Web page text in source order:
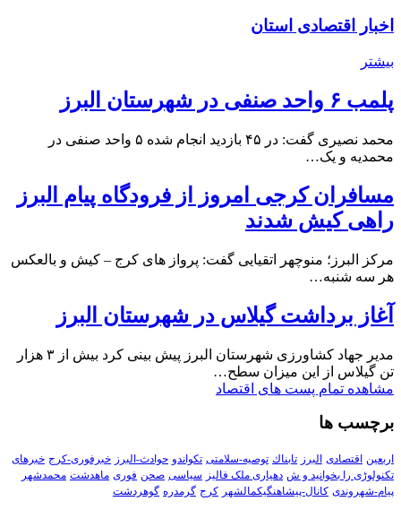
اخبار اقتصادی استان
بیشتر
پلمب ۶ واحد صنفی در شهرستان البرز
محمد نصیری گفت: در ۴۵ بازدید انجام شده ۵ واحد صنفی در
محمدیه و یک…
مسافران کرجی امروز از فرودگاه پیام البرز
راهی کیش شدند
مرکز البرز؛ منوچهر اتقیایی گفت: پرواز های کرج – کیش و بالعکس
هر سه شنبه…
آغاز برداشت گیلاس در شهرستان البرز
مدیر جهاد کشاورزی شهرستان البرز پیش بینی کرد بیش از ۳ هزار
تن گیلاس از این میزان سطح…
مشاهده تمام پست های اقتصاد
برچسب ها
اربعین اقتصادی البرز تابناك توصیه-سلامتی تکواندو حوادث-البرز خبرفوری-کرج خبرهای
تکنولوڑی را بخوانید و ش دهیاری ملک فالیز سیاسی صحن فوری ماهدشت محمدشهر
پیام-شهروندی کانال-پیشاهنگیکمالشهر کرج گرمدره گوهردشت